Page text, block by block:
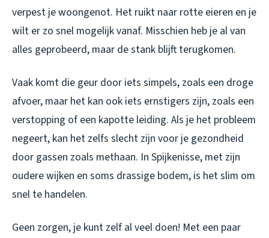
verpest je woongenot. Het ruikt naar rotte eieren en je
wilt er zo snel mogelijk vanaf. Misschien heb je al van
alles geprobeerd, maar de stank blijft terugkomen.
Vaak komt die geur door iets simpels, zoals een droge
afvoer, maar het kan ook iets ernstigers zijn, zoals een
verstopping of een kapotte leiding. Als je het probleem
negeert, kan het zelfs slecht zijn voor je gezondheid
door gassen zoals methaan. In Spijkenisse, met zijn
oudere wijken en soms drassige bodem, is het slim om
snel te handelen.
Geen zorgen, je kunt zelf al veel doen! Met een paar